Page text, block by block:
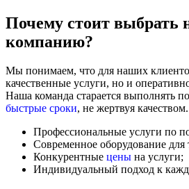
Почему стоит выбрать
компанию?
Мы понимаем, что для наших
качественные услуги, но и
Наша команда старается выполнять
быстрые сроки, не жертвуя
Профессиональные услуги по
Современное оборудование для
Конкурентные цены на услуги;
Индивидуальный подход к